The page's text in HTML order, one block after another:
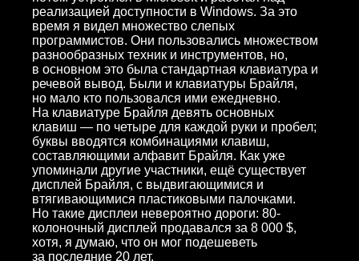
реализацией доступности в Windows. За это
время я видел множество слепых
программистов. Они пользовались множеством
разнообразных техник и инструментов, но,
в основном это была стандартная клавиатура и
речевой вывод. Были и клавиатуры Брайля,
но мало кто пользовался ими ежедневно.
На клавиатуре Брайля девять основных
клавиш — по четыре для каждой руки и пробел;
буквы вводятся комбинациями клавиш,
составляющими алфавит Брайля. Как уже
упоминали другие участники, ещё существует
дисплей Брайля, с выдвигающимися и
втягивающимися пластиковыми палочками.
Но такие дисплеи невероятно дороги: 80-
колоночный дисплей продавался за 8 000 $,
хотя, я думаю, что он мог подешеветь
за последние 20 лет.